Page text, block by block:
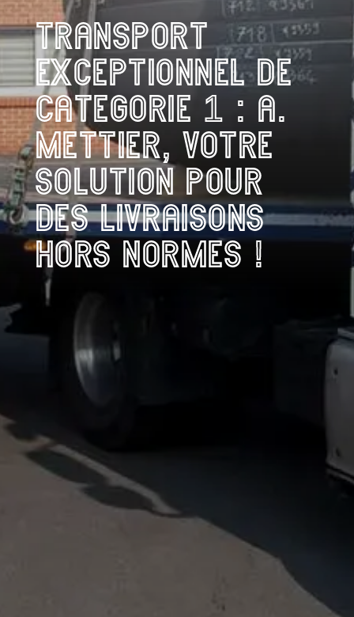
TRANSPORT
EXCEPTIONNEL DE
CATÉGORIE 1 : A.
METTIER, VOTRE
SOLUTION POUR
DES LIVRAISONS
HORS NORMES !